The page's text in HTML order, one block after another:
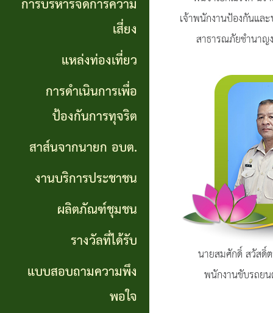
ทุจริต
สาส์น
นายก
อบต.
งาน
บริการ
ประชาชน
ผลิตภัณฑ์
การบริหารจัดการความ
เสี่ยง
แหล่งท่องเที่ยว
การดำเนินการเพื่อ
ป้องกันการทุจริต
สาส์นจากนายก อบต.
งานบริการประชาชน
ผลิตภัณฑ์ชุมชน
รางวัลที่ได้รับ
แบบสอบถามความพึง
พอใจ
เจ้าพนักงานป้องกันแล
สาธารณภัยชำนาญ
นายสมศักดิ์ สวัสดิ์
พนักงานขับรถย